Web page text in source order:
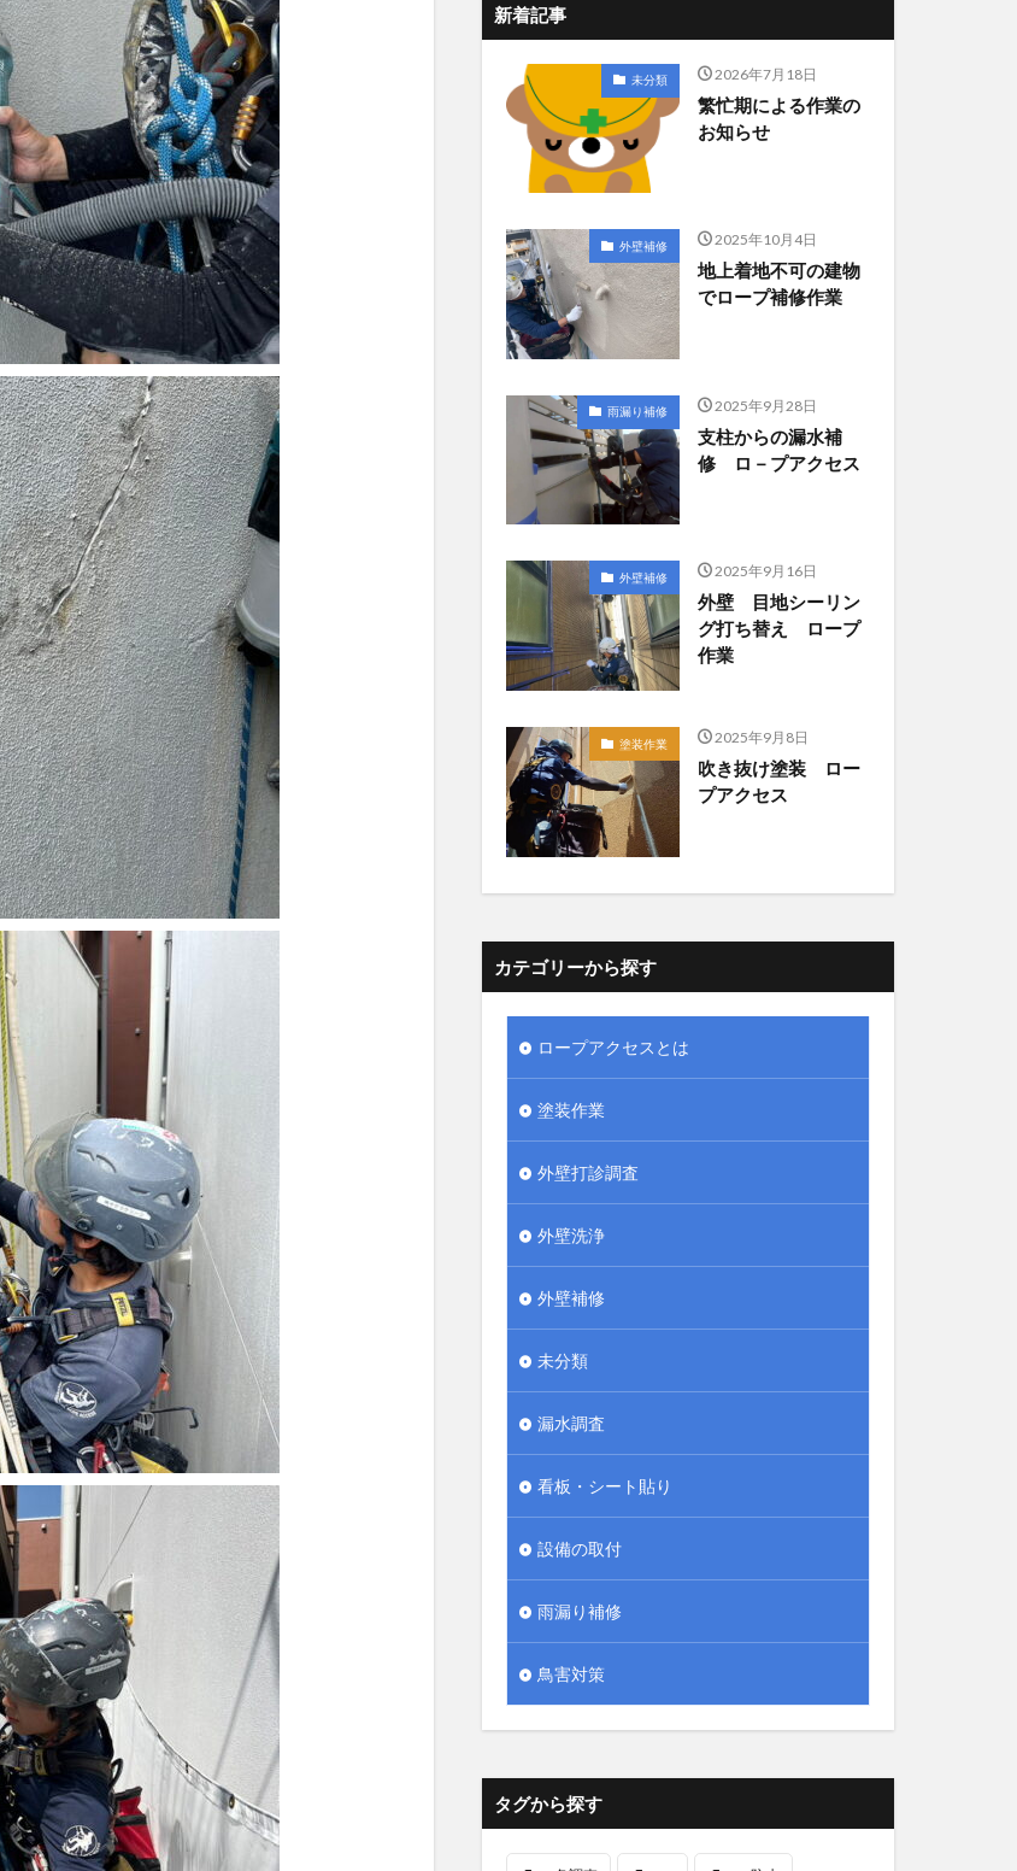
新着記事
未分類 2026年7月18日
繁忙期による作業の
お知らせ
外壁補修 2025年10月4日
地上着地不可の建物
でロープ補修作業
雨漏り補修 2025年9月28日
支柱からの漏水補
修 ロ－プアクセス
外壁補修 2025年9月16日
外壁 目地シーリン
グ打ち替え ロープ
作業
塗装作業 2025年9月8日
吹き抜け塗装 ロー
プアクセス
カテゴリーから探す
ロープアクセスとは
塗装作業
外壁打診調査
外壁洗浄
外壁補修
未分類
漏水調査
看板・シート貼り
設備の取付
雨漏り補修
鳥害対策
タグから探す